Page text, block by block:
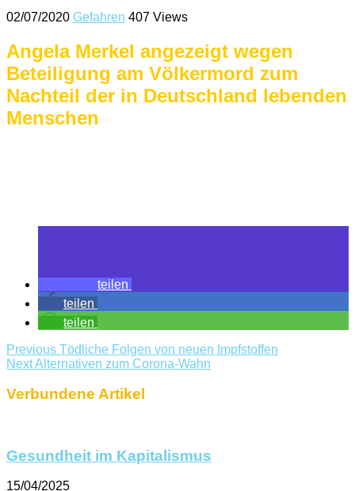
02/07/2020 Gefahren 407 Views
Angela Merkel angezeigt wegen
Beteiligung am Völkermord zum
Nachteil der in Deutschland lebenden
Menschen
teilen
teilen
teilen
Previous Tödliche Folgen von neuen Impfstoffen
NextAlternativen zum Corona-Wahn
Verbundene Artikel
Gesundheit im Kapitalismus
15/04/2025